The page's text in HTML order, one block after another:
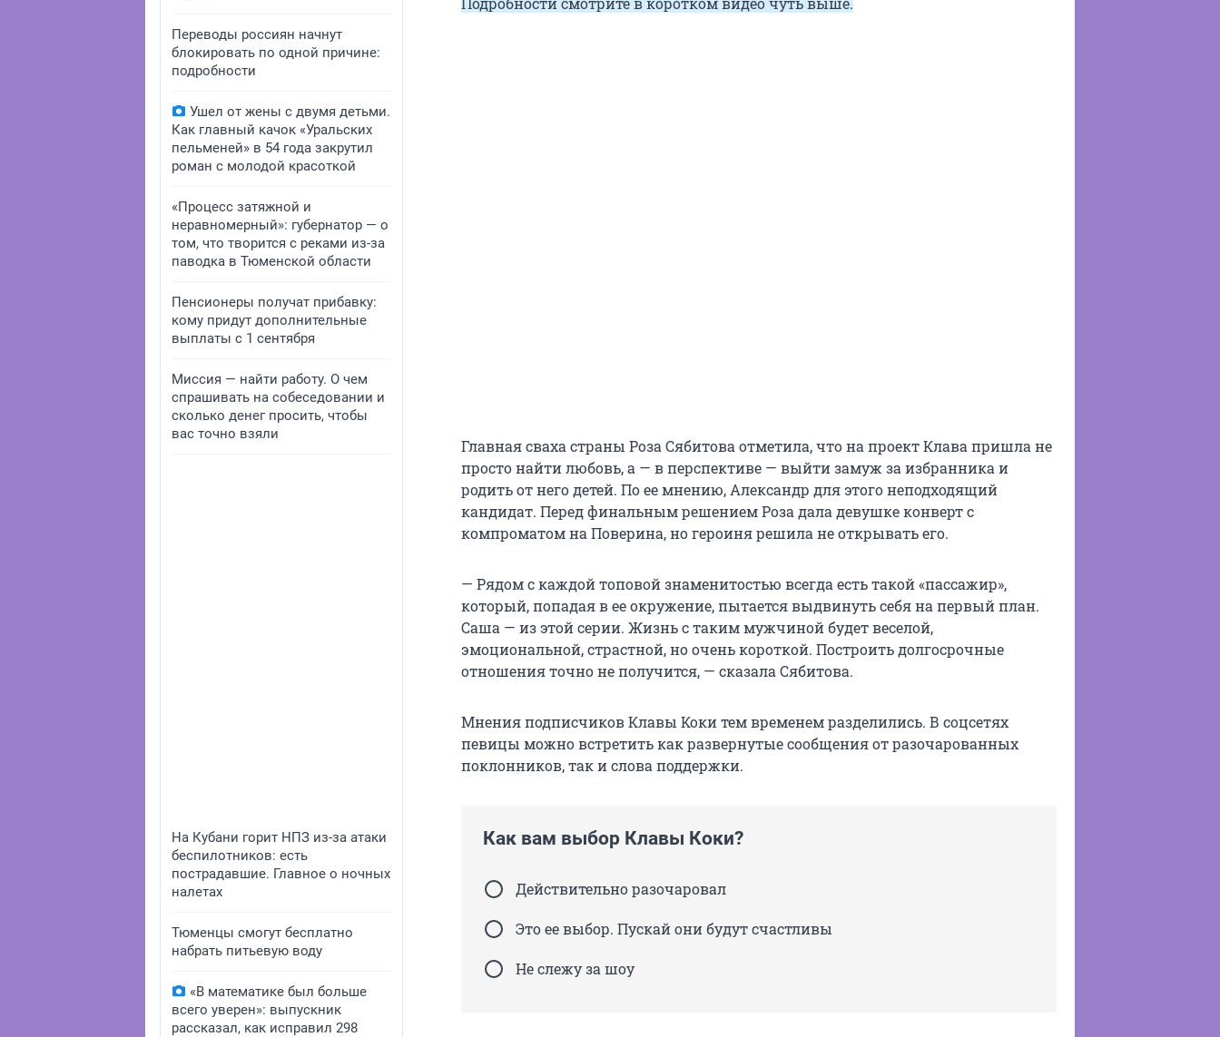
Переводы россиян начнут
блокировать по одной причине:
подробности
Ушел от жены с двумя детьми.
Как главный качок «Уральских
пельменей» в 54 года закрутил
роман с молодой красоткой
«Процесс затяжной и
неравномерный»: губернатор — о
том, что творится с реками из-за
паводка в Тюменской области
Пенсионеры получат прибавку:
кому придут дополнительные
выплаты с 1 сентября
Миссия — найти работу. О чем
спрашивать на собеседовании и
сколько денег просить, чтобы
вас точно взяли
На Кубани горит НПЗ из-за атаки
беспилотников: есть
пострадавшие. Главное о ночных
налетах
Тюменцы смогут бесплатно
набрать питьевую воду
«В математике был больше
всего уверен»: выпускник
рассказал, как исправил 298
Главная сваха страны Роза Сябитова отметила, что на проект Клава пришла не
просто найти любовь, а — в перспективе — выйти замуж за избранника и
родить от него детей. По ее мнению, Александр для этого неподходящий
кандидат. Перед финальным решением Роза дала девушке конверт с
компроматом на Поверина, но героиня решила не открывать его.
— Рядом с каждой топовой знаменитостью всегда есть такой «пассажир»,
который, попадая в ее окружение, пытается выдвинуть себя на первый план.
Саша — из этой серии. Жизнь с таким мужчиной будет веселой,
эмоциональной, страстной, но очень короткой. Построить долгосрочные
отношения точно не получится, — сказала Сябитова.
Мнения подписчиков Клавы Коки тем временем разделились. В соцсетях
певицы можно встретить как развернутые сообщения от разочарованных
поклонников, так и слова поддержки.
Как вам выбор Клавы Коки?
Действительно разочаровал
Это ее выбор. Пускай они будут счастливы
Не слежу за шоу